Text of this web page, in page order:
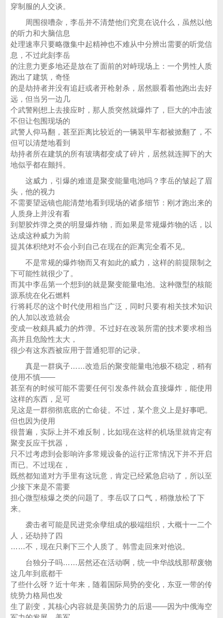
穿制服的人交谈。
周围很嘈杂，李岳并不清楚他们究竟在说什么，虽然以他
的听力和大脑信息
处理速率只要略微集中起精神也不难从中分辨出需要的听觉信
息，不过此刻李岳
的注意力更多地还是放在了面前的对峙现场上：一个男性人质
跑出了建筑，奇怪
的是劫持者并没有追赶或者开枪射杀，居然眼看着他跑出去好
远，但当另一边几
个武警刚想上去接应时，那人质突然就爆炸了，巨大的冲击波
不但让包围现场的
武警人仰马翻，甚至距离比较近的一辆装甲车都被掀翻了，不
但可以清楚地看到
劫持者所在建筑的所有玻璃都变成了碎片，居然就连脚下的大
地似乎都在颤抖。
这威力，引爆的难道是聚变能量电池吗？李岳的皱起了眉
头，他的视力
不需要望远镜也能清楚地看到现场的诸多细节：刚才跑出来的
人质身上并没有看
到塑胶炸弹之类的明显爆炸物，而如果是常规爆炸物的话，以
达成这种威力为前
提其体积绝对不会小到自己在现在的距离完全看不见。
不是常规的爆炸物而又有如此的威力，这样的前提限制之
下可能性就很少了。
而其中李岳第一个想到的就是聚变能量电池。这种微型的核能
源系统在化石燃料
行将耗尽的这个时代使用相当广泛，同时只要有相关技术知识
的人加以改造就会
变成一枚颇具威力的炸弹。不过好在改装所需的技术要求相当
高并且危险性太大，
很少有这东西被应用于普通犯罪的记录。
真是一群疯子……改造后的聚变能量电池极不稳定，稍有
使用不慎——
甚至有的时候可能不需要任何引发条件就会直接爆炸，能使用
这样的东西，足可
见这是一群彻彻底底的亡命徒。不过，某个意义上是好事吧。
但也因为使用
很普遍，实际上并不难反制，比如现在这样的机场里就肯定有
聚变反应干扰器，
只不过考虑到会影响许多常规设备的运行正常情况下并不开启
而已。不过现在，
既然都知道对方手里有这玩意，肯定已经紧急启动了，所以至
少接下来是不需要
担心微型核爆之类的问题了。李岳叹了口气，稍微放松了下
来。
袭击者可能是民进党余孽组成的极端组织，大概十一二个
人，还劫持了四
……不，现在只剩下三个人质了。韩雪走回来对他说。
台独分子吗……居然还在活动啊，统一中华战线那帮废物
这几年到底都干
了些什么呀？近十年来，随着国际局势的变化，东亚一带的传
统势力格局也发
生了剧变，其核心内容就是美国势力的后退——因为中俄海空